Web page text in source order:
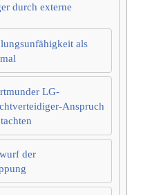
durch externe
als
LG-
Anspruch
der